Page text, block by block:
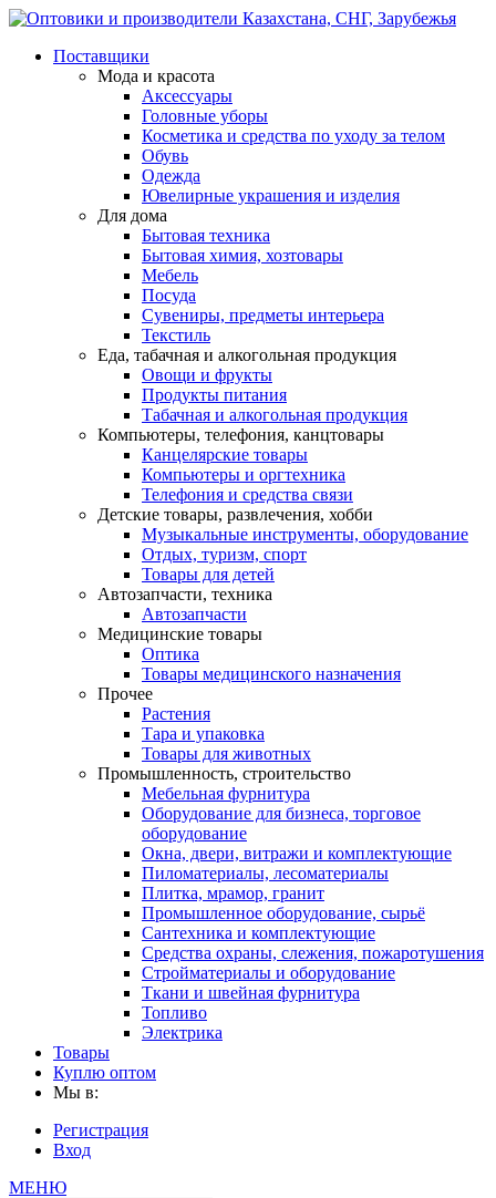
Поставщики
Мода и красота
Аксессуары
Головные уборы
Косметика и средства по уходу за телом
Обувь
Одежда
Ювелирные украшения и изделия
Для дома
Бытовая техника
Бытовая химия, хозтовары
Мебель
Посуда
Сувениры, предметы интерьера
Текстиль
Еда, табачная и алкогольная продукция
Овощи и фрукты
Продукты питания
Табачная и алкогольная продукция
Компьютеры, телефония, канцтовары
Канцелярские товары
Компьютеры и оргтехника
Телефония и средства связи
Детские товары, развлечения, хобби
Музыкальные инструменты, оборудование
Отдых, туризм, спорт
Товары для детей
Автозапчасти, техника
Автозапчасти
Медицинские товары
Оптика
Товары медицинского назначения
Прочее
Растения
Тара и упаковка
Товары для животных
Промышленность, строительство
Мебельная фурнитура
Оборудование для бизнеса, торговое
оборудование
Окна, двери, витражи и комплектующие
Пиломатериалы, лесоматериалы
Плитка, мрамор, гранит
Промышленное оборудование, сырьё
Сантехника и комплектующие
Средства охраны, слежения, пожаротушения
Стройматериалы и оборудование
Ткани и швейная фурнитура
Топливо
Электрика
Товары
Куплю оптом
Мы в:
Регистрация
Вход
МЕНЮ